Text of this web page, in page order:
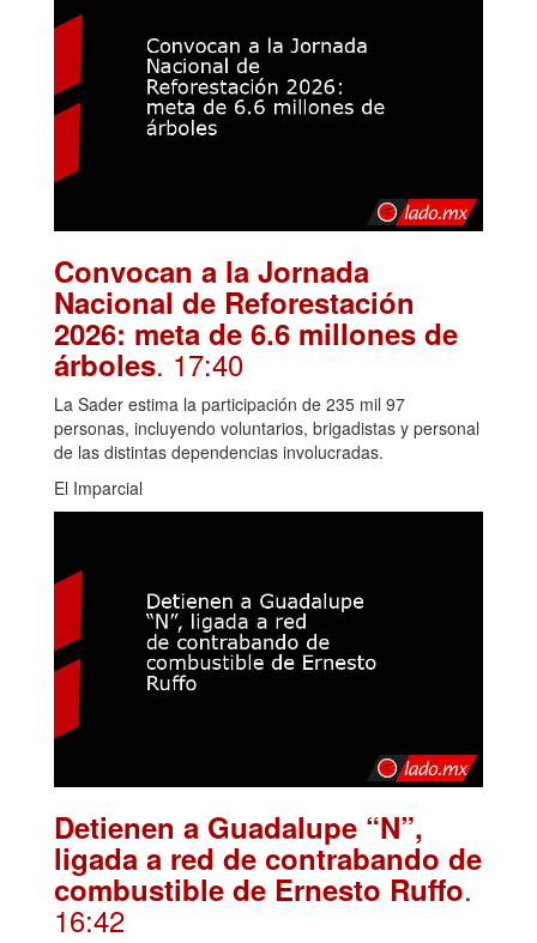
Convocan a la Jornada
Nacional de Reforestación
2026: meta de 6.6 millones de
árboles. 17:40
La Sader estima la participación de 235 mil 97
personas, incluyendo voluntarios, brigadistas y personal
de las distintas dependencias involucradas.
El Imparcial
Detienen a Guadalupe “N”,
ligada a red de contrabando de
combustible de Ernesto Ruffo.
16:42